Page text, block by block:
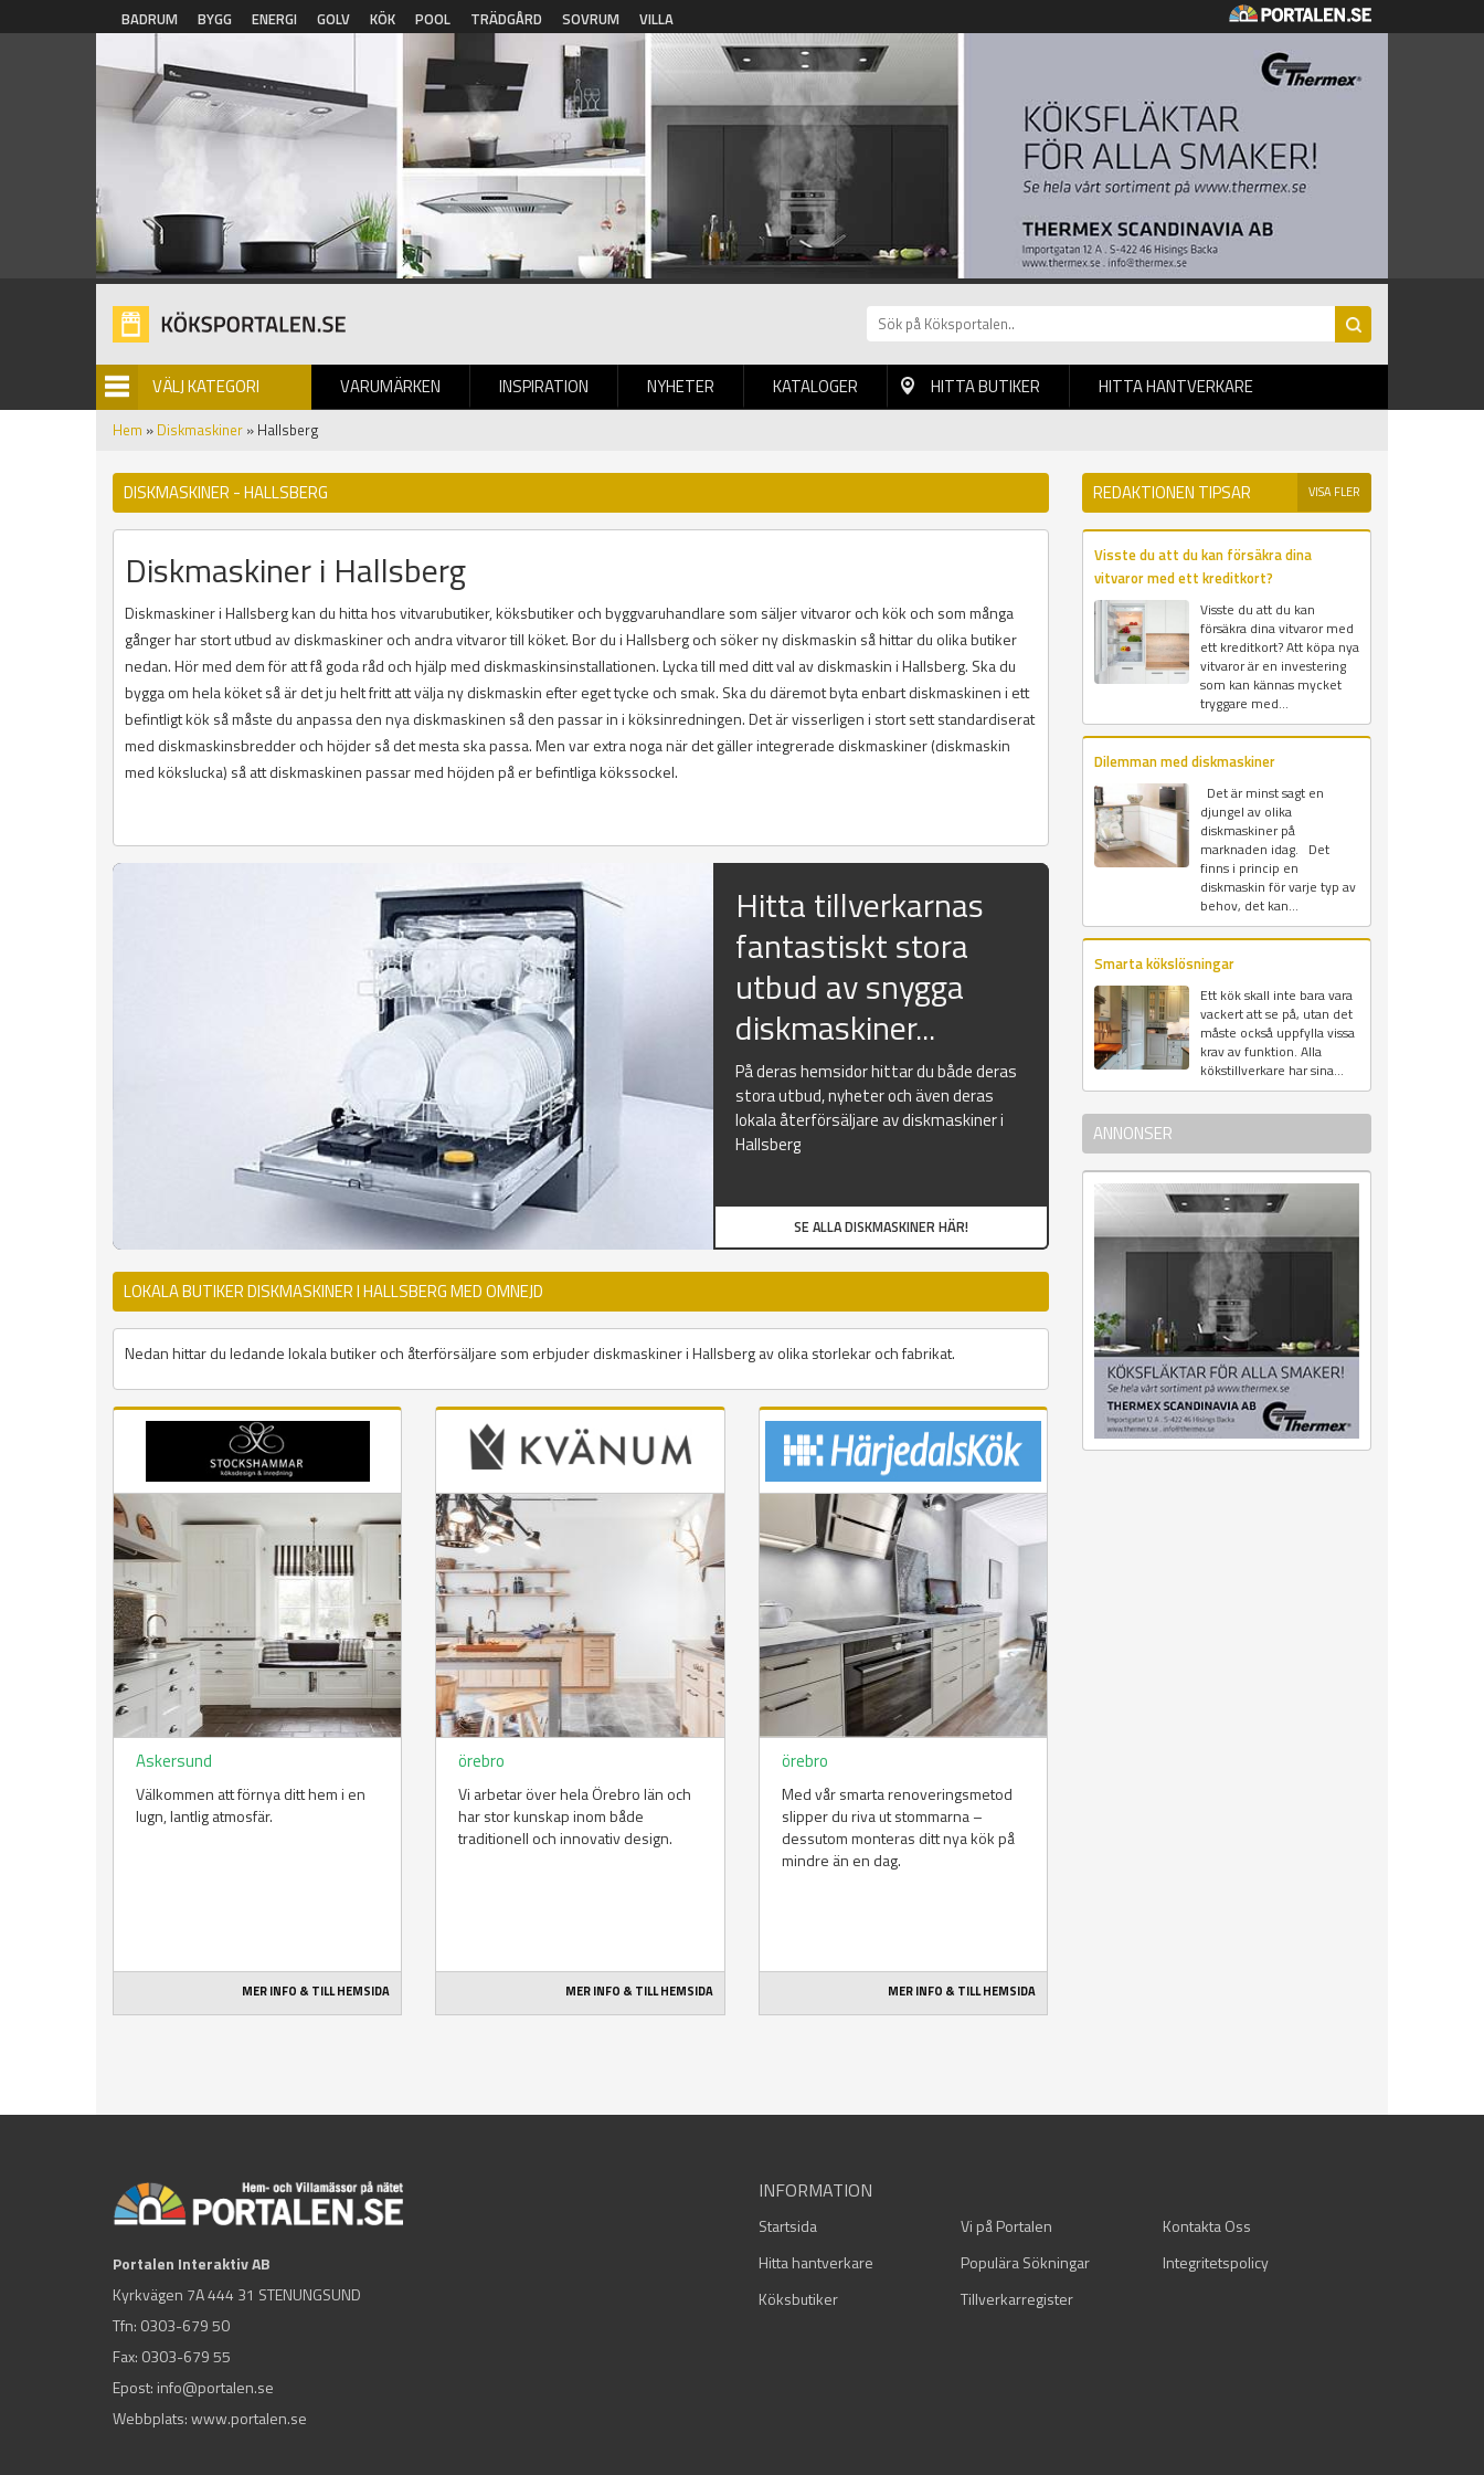
Hoppa till huvudinnehåll
BADRUM BYGG ENERGI GOLV KÖK POOL TRÄDGÅRD SOVRUM VILLA
VÄLJ KATEGORI VARUMÄRKEN INSPIRATION NYHETER
BILDGALLERI KATALOGER HITTA BUTIKER HITTA HANTVERKARE
Hem » Diskmaskiner » Hallsberg
DISKMASKINER - HALLSBERG
Diskmaskiner i Hallsberg
Diskmaskiner i Hallsberg kan du hitta hos vitvarubutiker, köksbutiker och byggvaruhandlare som säljer vitvaror och kök och som många
gånger har stort utbud av diskmaskiner och andra vitvaror till köket. Bor du i Hallsberg och söker ny diskmaskin så hittar du olika butiker
nedan. Hör med dem för att få goda råd och hjälp med diskmaskinsinstallationen. Lycka till med ditt val av diskmaskin i Hallsberg. Ska du
bygga om hela köket så är det ju helt fritt att välja ny diskmaskin efter eget tycke och smak. Ska du däremot byta enbart diskmaskinen i ett
befintligt kök så måste du anpassa den nya diskmaskinen så den passar in i köksinredningen. Det är visserligen i stort sett standardiserat
med diskmaskinsbredder och höjder så det mesta ska passa. Men var extra noga när det gäller integrerade diskmaskiner (diskmaskin
med kökslucka) så att diskmaskinen passar med höjden på er befintliga kökssockel.
Hitta tillverkarnas
fantastiskt stora
utbud av snygga
diskmaskiner...
På deras hemsidor hittar du både deras
stora utbud, nyheter och även deras
lokala återförsäljare av diskmaskiner i
Hallsberg
SE ALLA DISKMASKINER HÄR!
LOKALA BUTIKER DISKMASKINER I HALLSBERG MED OMNEJD
Nedan hittar du ledande lokala butiker och återförsäljare som erbjuder diskmaskiner i Hallsberg av olika storlekar och fabrikat.
Askersund
Välkommen att förnya ditt hem i en
lugn, lantlig atmosfär.
MER INFO & TILL HEMSIDA
örebro
Vi arbetar över hela Örebro län och
har stor kunskap inom både
traditionell och innovativ design.
MER INFO & TILL HEMSIDA
örebro
Med vår smarta renoveringsmetod
slipper du riva ut stommarna –
dessutom monteras ditt nya kök på
mindre än en dag.
MER INFO & TILL HEMSIDA
REDAKTIONEN TIPSAR VISA FLER
Visste du att du kan försäkra dina
vitvaror med ett kreditkort?
Visste du att du kan
försäkra dina vitvaror med
ett kreditkort? Att köpa nya
vitvaror är en investering
som kan kännas mycket
tryggare med...
Dilemman med diskmaskiner
Det är minst sagt en
djungel av olika
diskmaskiner på
marknaden idag. Det
finns i princip en
diskmaskin för varje typ av
behov, det kan...
Smarta kökslösningar
Ett kök skall inte bara vara
vackert att se på, utan det
måste också uppfylla vissa
krav av funktion. Alla
kökstillverkare har sina...
ANNONSER
Portalen Interaktiv AB
Kyrkvägen 7A 444 31 STENUNGSUND
Tfn: 0303-679 50
Fax: 0303-679 55
Epost: info@portalen.se
Webbplats: www.portalen.se
INFORMATION
Startsida Vi på Portalen
Kontakta Oss
Hitta hantverkare
Populära Sökningar
Integritetspolicy
Köksbutiker
Tillverkarregister